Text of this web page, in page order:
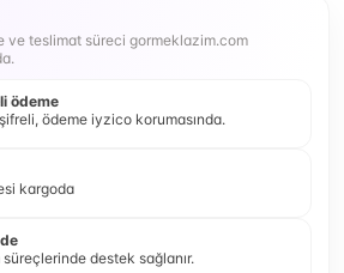
ve teslimat süreci gormeklazim.com
ödeme
ödeme iyzico korumasında.
kargoda
destek sağlanır.